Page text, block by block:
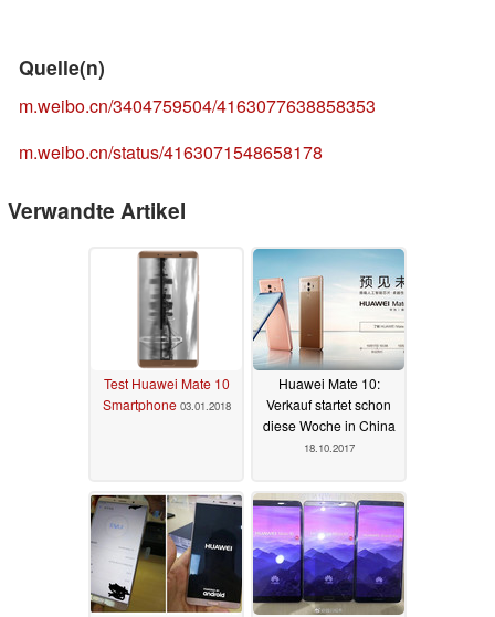
Quelle(n)
m.weibo.cn/3404759504/4163077638858353
m.weibo.cn/status/4163071548658178
Verwandte Artikel
Test Huawei Mate 10
Smartphone 03.01.2018
Huawei Mate 10:
Verkauf startet schon
diese Woche in China
18.10.2017